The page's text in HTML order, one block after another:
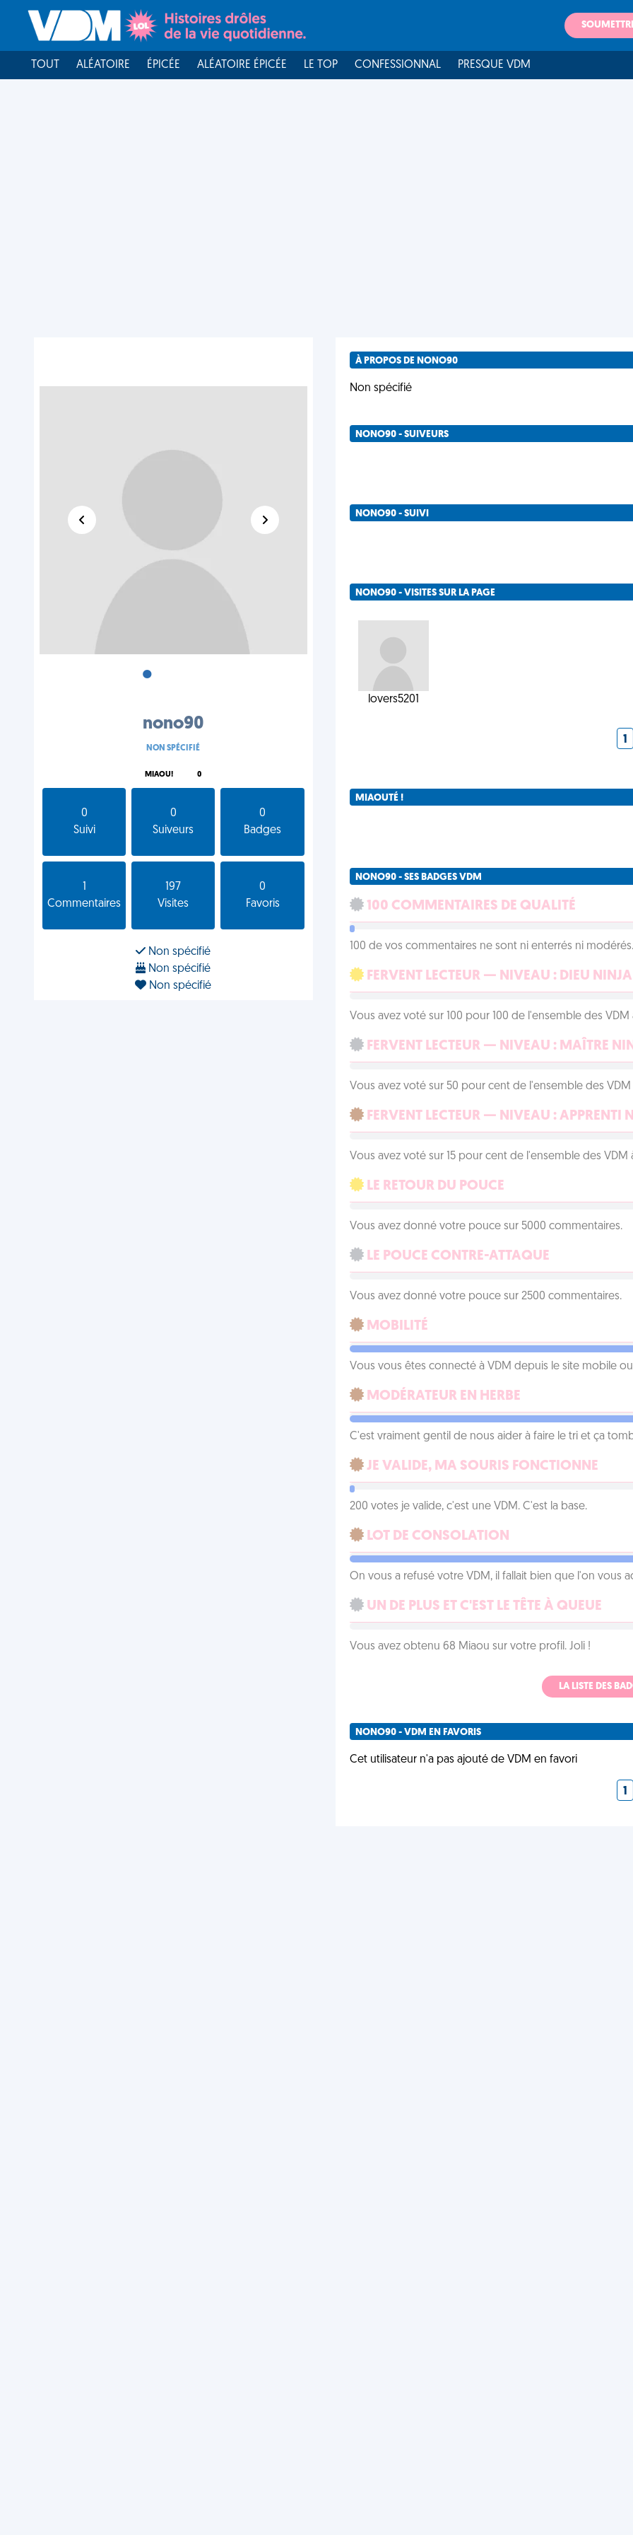
TOUT ALÉATOIRE ÉPICÉE ALÉATOIRE ÉPICÉE LE TOP CONFESSIONNAL PRESQUE VDM
•
nono90
NON SPÉCIFIÉ
MIAOU! 0
0
Suivi
0
Suiveurs
0
Badges
Commentaires
197
Visites
0
Favoris
Non spécifié
Non spécifié
Non spécifié
À PROPOS DE NONO90
Non spécifié
NONO90 - SUIVEURS
NONO90 - SUIVI
NONO90 - VISITES SUR LA PAGE
lovers5201
1
MIAOUTÉ !
NONO90 - SES BADGES VDM
100 COMMENTAIRES DE QUALITÉ
100 de vos commentaires ne sont ni enterrés ni
FERVENT LECTEUR — NIVEAU : DIEU NINJA
Vous avez voté sur 100 pour 100 de l'ensemble des VDM
FERVENT LECTEUR — NIVEAU : MAÎTRE
Vous avez voté sur 50 pour cent de l'ensemble des VDM
FERVENT LECTEUR — NIVEAU : APPRENTI
Vous avez voté sur 15 pour cent de l'ensemble des VDM
LE RETOUR DU POUCE
Vous avez donné votre pouce sur 5000 commentaires.
LE POUCE CONTRE-ATTAQUE
Vous avez donné votre pouce sur 2500 commentaires.
MOBILITÉ
Vous vous êtes connecté à VDM depuis le site mobile
MODÉRATEUR EN HERBE
C'est vraiment gentil de nous aider à faire le tri et ça
JE VALIDE, MA SOURIS FONCTIONNE
200 votes je valide, c'est une VDM. C'est la base.
LOT DE CONSOLATION
On vous a refusé votre VDM, il fallait bien que l'on vous
UN DE PLUS ET C'EST LE TÊTE À QUEUE
Vous avez obtenu 68 Miaou sur votre profil. Joli !
LA LISTE DES
NONO90 - VDM EN FAVORIS
Cet utilisateur n'a pas ajouté de VDM en favori
1